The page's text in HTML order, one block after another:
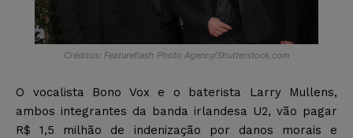
Créditos: Featureflash Photo Agency/Shutterstock.com
O vocalista Bono Vox e o baterista Larry Mullens,
ambos integrantes da banda irlandesa U2, vão pagar
R$ 1,5 milhão de indenização por danos morais e